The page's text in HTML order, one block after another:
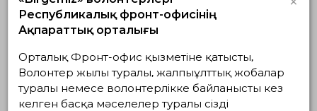
01.03.20 — 01.03.21
с 00:00 по 00:00
ҚАБЫЛДАУ АЯҚТАЛДЫ
Толығырақ
Республикалық фронт-офисінің
Ақпараттық орталығы
Орталық Фронт-офис қызметіне қатысты,
Волонтер жылы туралы, жалпыұлттық жобалар
туралы немесе волонтерлікке байланысты кез
келген басқа мәселелер туралы сізді